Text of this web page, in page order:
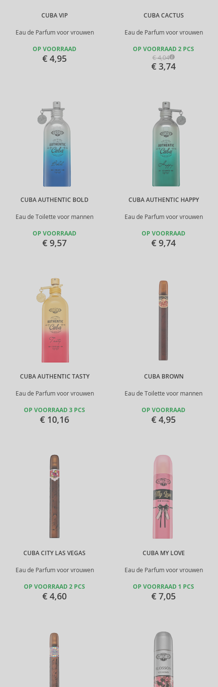
CUBA VIP
Eau de Parfum voor vrouwen
OP VOORRAAD
€ 4,95
CUBA CACTUS
Eau de Parfum voor vrouwen
OP VOORRAAD 2 PCS
€ 4,04
€ 3,74
CUBA AUTHENTIC BOLD
Eau de Toilette voor mannen
OP VOORRAAD
€ 9,57
CUBA AUTHENTIC HAPPY
Eau de Parfum voor vrouwen
OP VOORRAAD
€ 9,74
CUBA AUTHENTIC TASTY
Eau de Parfum voor vrouwen
OP VOORRAAD 3 PCS
€ 10,16
CUBA BROWN
Eau de Toilette voor mannen
OP VOORRAAD
€ 4,95
CUBA CITY LAS VEGAS
Eau de Parfum voor vrouwen
OP VOORRAAD 2 PCS
€ 4,60
CUBA MY LOVE
Eau de Parfum voor vrouwen
OP VOORRAAD 1 PCS
€ 7,05